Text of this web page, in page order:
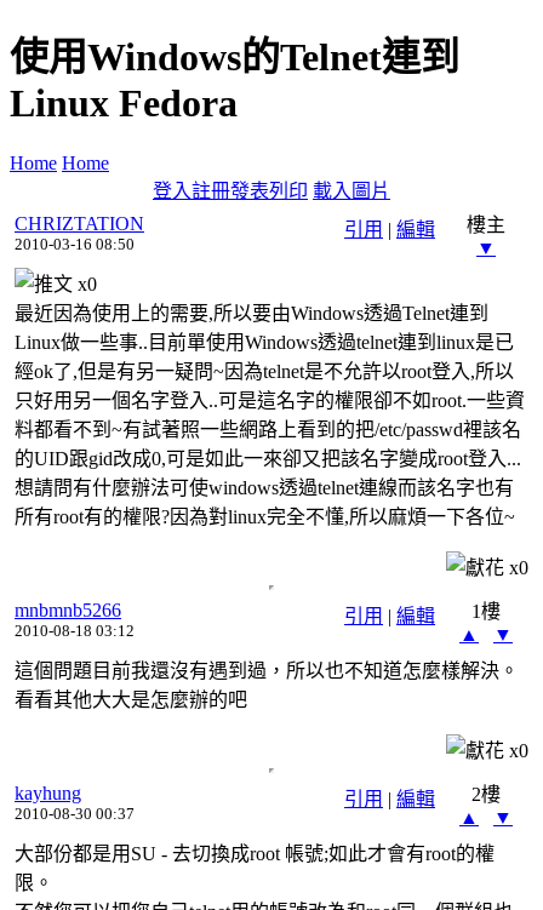
使用Windows的Telnet連到
Linux Fedora
Home Home
登入註冊發表列印 載入圖片
引用 | 編輯
CHRIZTATION
2010-03-16 08:50
樓主
▼
x0
最近因為使用上的需要,所以要由Windows透過Telnet連到
Linux做一些事..目前單使用Windows透過telnet連到linux是已
經ok了,但是有另一疑問~因為telnet是不允許以root登入,所以
只好用另一個名字登入..可是這名字的權限卻不如root.一些資
料都看不到~有試著照一些網路上看到的把/etc/passwd裡該名
的UID跟gid改成0,可是如此一來卻又把該名字變成root登入...
想請問有什麼辦法可使windows透過telnet連線而該名字也有
所有root有的權限?因為對linux完全不懂,所以麻煩一下各位~
x0
引用 | 編輯
mnbmnb5266
2010-08-18 03:12
1樓
▲
▼
這個問題目前我還沒有遇到過，所以也不知道怎麼樣解決。
看看其他大大是怎麼辦的吧
x0
引用 | 編輯
kayhung
2010-08-30 00:37
2樓
▲
▼
大部份都是用SU - 去切換成root 帳號;如此才會有root的權
限。